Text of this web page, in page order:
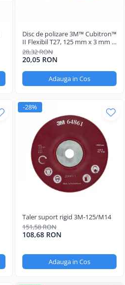
Disc de polizare 3M™ Cubitron™
II Flexibil T27, 125 mm x 3 mm x
22.23 mm A36
28,32 RON
20,05 RON
Adauga in Cos
-28%
Taler suport rigid 3M-125/M14
151,58 RON
108,68 RON
Adauga in Cos